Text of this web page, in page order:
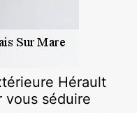
Hérault
vous séduire